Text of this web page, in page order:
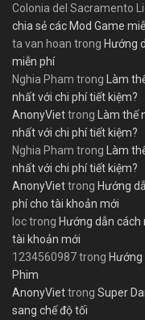
Colonia del Sacramento
chia sẻ các Mod Game
ta van hoan trong Hướng
miễn phí
Nghia Pham trong Làm
nhất với chi phí tiết kiệm?
AnonyViettrong Làm thế
nhất với chi phí tiết kiệm?
Nghia Pham trong Làm
nhất với chi phí tiết kiệm?
AnonyViettrong Hướng
phí cho tài khoản mới
loctrong Hướng dẫn cách
tài khoản mới
1234560987trong Hướng
Phim
AnonyViettrong Super
sang chế độ tối